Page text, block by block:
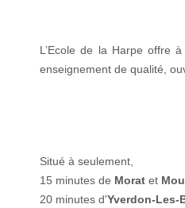
L’Ecole de la Harpe offre
enseignement de qualité,
Situé à seulement,
15 minutes de Morat et
20 minutes d'Yverdon-Les-